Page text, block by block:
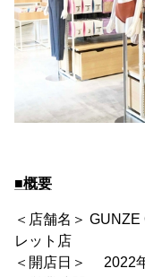
■概要
＜店舗名＞
レット店
＜開店日＞ 2022